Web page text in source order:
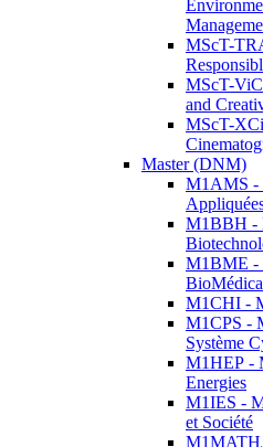
MScT-
MScT-
and
MScT-
Master (DNM)
M1AMS -
M1BBH -
M1BME -
M1CHI -
M1CPS -
Système
M1HEP -
Energies
M1IES -
et Société